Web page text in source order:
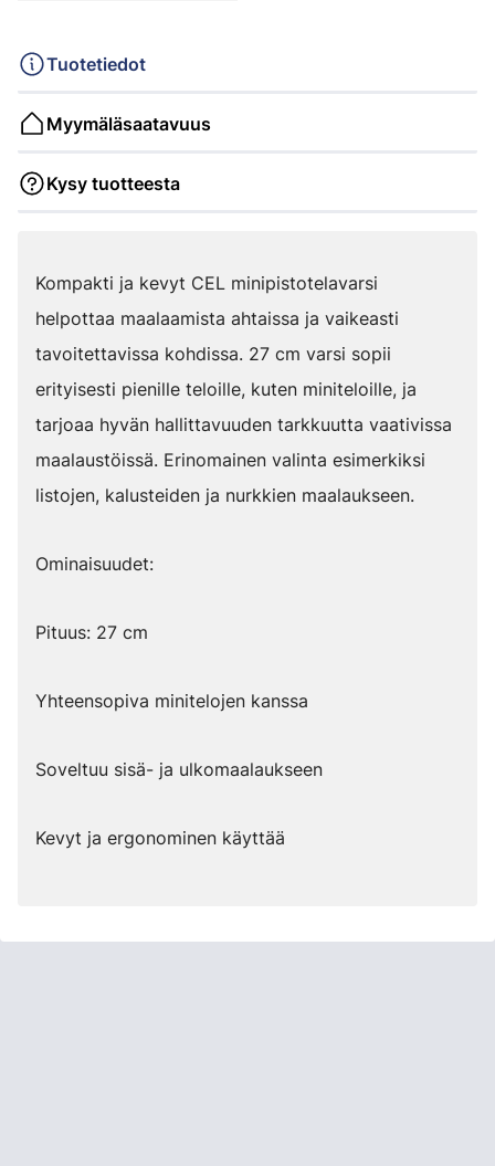
Tuotetiedot
Myymäläsaatavuus
Kysy tuotteesta
Kompakti ja kevyt CEL minipistotelavarsi
helpottaa maalaamista ahtaissa ja vaikeasti
tavoitettavissa kohdissa. 27 cm varsi sopii
erityisesti pienille teloille, kuten miniteloille, ja
tarjoaa hyvän hallittavuuden tarkkuutta vaativissa
maalaustöissä. Erinomainen valinta esimerkiksi
listojen, kalusteiden ja nurkkien maalaukseen.
Ominaisuudet:
Pituus: 27 cm
Yhteensopiva minitelojen kanssa
Soveltuu sisä- ja ulkomaalaukseen
Kevyt ja ergonominen käyttää